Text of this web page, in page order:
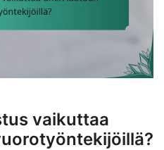
vaikuttaa